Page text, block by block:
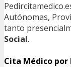
Autónomas,
tanto
Social.
Cita Médico